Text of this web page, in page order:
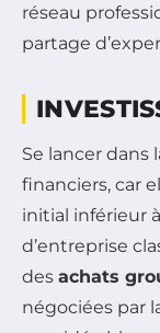
réseau
partage
Se lancer dans
financiers, car
initial inférieur
d’entreprise
des achats
négociées par